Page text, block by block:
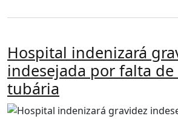
Hospital indenizará
indesejada por falta
tubária